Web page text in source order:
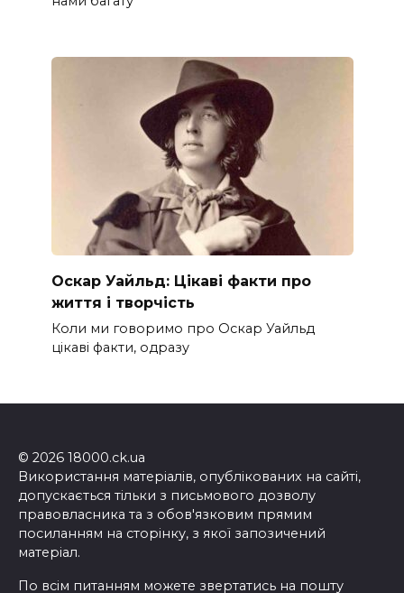
Оскар Уайльд: Цікаві факти про
життя і творчість
Коли ми говоримо про Оскар Уайльд
цікаві факти, одразу
© 2026 18000.ck.ua
Використання матеріалів, опублікованих на сайті,
допускається тільки з письмового дозволу
правовласника та з обов'язковим прямим
посиланням на сторінку, з якої запозичений
матеріал.
По всім питанням можете звертатись на пошту